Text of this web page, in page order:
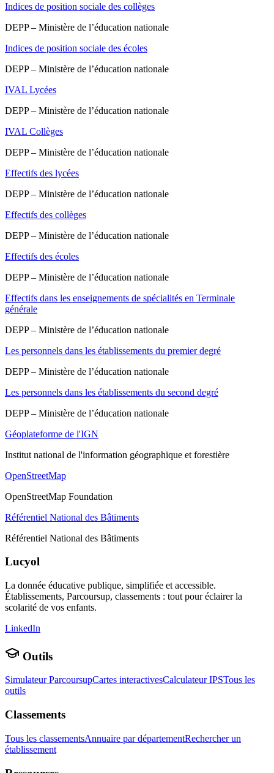
Indices de position sociale des collèges
DEPP – Ministère de l’éducation nationale
Indices de position sociale des écoles
DEPP – Ministère de l’éducation nationale
IVAL Lycées
DEPP – Ministère de l’éducation nationale
IVAL Collèges
DEPP – Ministère de l’éducation nationale
Effectifs des lycées
DEPP – Ministère de l’éducation nationale
Effectifs des collèges
DEPP – Ministère de l’éducation nationale
Effectifs des écoles
DEPP – Ministère de l’éducation nationale
Effectifs dans les enseignements de spécialités en Terminale
générale
DEPP – Ministère de l’éducation nationale
Les personnels dans les établissements du premier degré
DEPP – Ministère de l’éducation nationale
Les personnels dans les établissements du second degré
DEPP – Ministère de l’éducation nationale
Géoplateforme de l'IGN
Institut national de l'information géographique et forestière
OpenStreetMap
OpenStreetMap Foundation
Référentiel National des Bâtiments
Référentiel National des Bâtiments
Lucyol
La donnée éducative publique, simplifiée et accessible.
Établissements, Parcoursup, classements : tout pour éclairer la
scolarité de vos enfants.
LinkedIn
Outils
Simulateur ParcoursupCartes interactivesCalculateur IPSTous les
outils
Classements
Tous les classementsAnnuaire par départementRechercher un
établissement